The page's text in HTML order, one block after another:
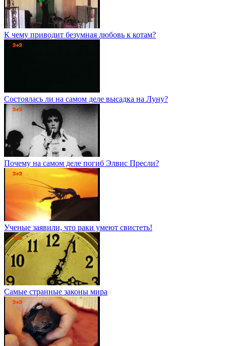
К чему приводит безумная любовь к котам?
Состоялась ли на самом деле высадка на Луну?
Почему на самом деле погиб Элвис Пресли?
Ученые заявили, что раки умеют свистеть!
Самые странные законы мира